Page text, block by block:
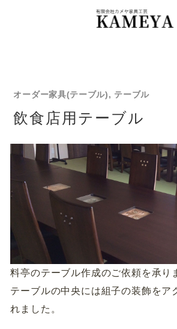
オーダー家具(テーブル), テーブル
飲食店用テーブル
料亭のテーブル作成のご依頼を承り
テーブルの中央には組子の装飾をア
れました。